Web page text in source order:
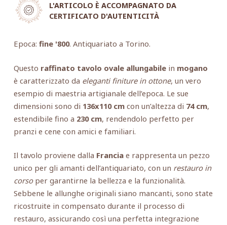
L'ARTICOLO È ACCOMPAGNATO DA
CERTIFICATO D'AUTENTICITÀ
Epoca: fine '800. Antiquariato a Torino.
Questo raffinato tavolo ovale allungabilein mogano
è caratterizzato da eleganti finiture in ottone, un vero
esempio di maestria artigianale dell’epoca. Le sue
dimensioni sono di 136x110 cmcon un’altezza di 74 cm,
estendibile fino a 230 cm, rendendolo perfetto per
pranzi e cene con amici e familiari.
Il tavolo proviene dalla Franciae rappresenta un pezzo
unico per gli amanti dell’antiquariato, con un restauro in
corsoper garantirne la bellezza e la funzionalità.
Sebbene le allunghe originali siano mancanti, sono state
ricostruite in compensato durante il processo di
restauro, assicurando così una perfetta integrazione